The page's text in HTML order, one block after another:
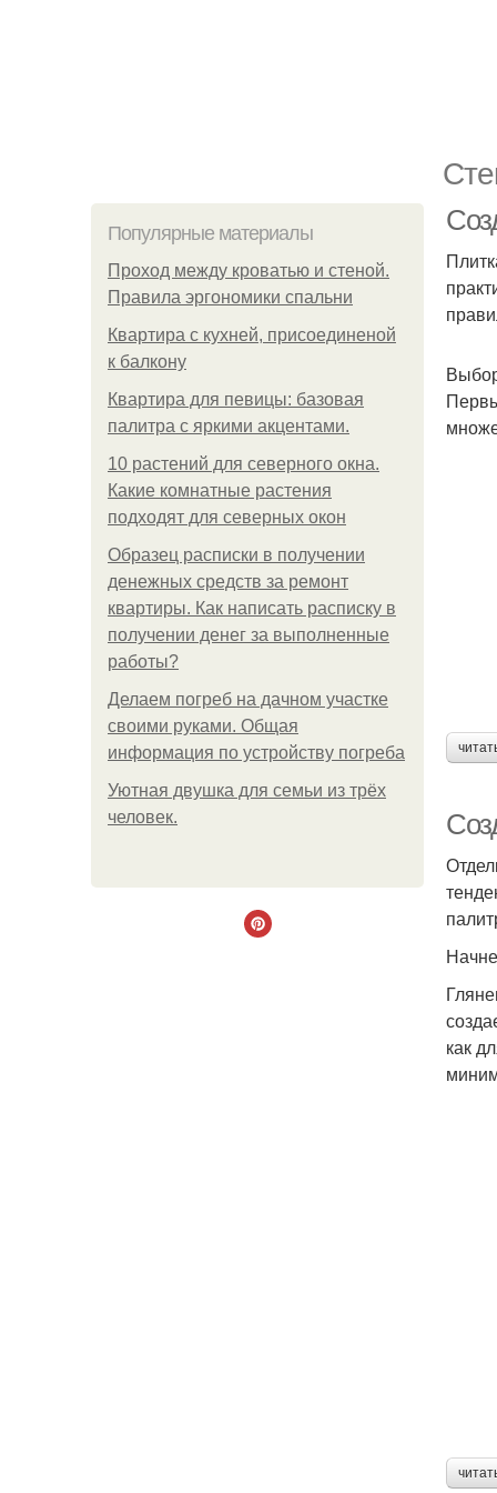
Популярные материалы
Проход между кроватью и стеной.
Правила эргономики спальни
Квартира с кухней, присоединеной
к балкону
Квартира для певицы: базовая
палитра с яркими акцентами.
10 растений для северного окна.
Какие комнатные растения
подходят для северных окон
Образец расписки в получении
денежных средств за ремонт
квартиры. Как написать расписку в
получении денег за выполненные
работы?
Делаем погреб на дачном участке
своими руками. Общая
информация по устройству погреба
Уютная двушка для семьи из трёх
человек.
как